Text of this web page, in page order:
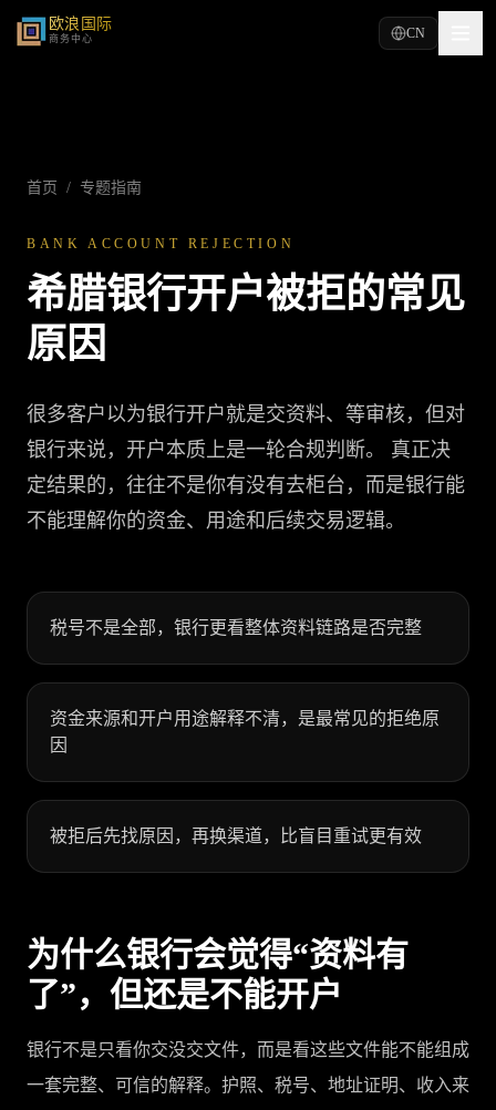
欧浪国际
商务中心 CN
首页 / 专题指南
BANK ACCOUNT REJECTION
希腊银行开户被拒的常见
原因
很多客户以为银行开户就是交资料、等审核，但对
银行来说，开户本质上是一轮合规判断。 真正决
定结果的，往往不是你有没有去柜台，而是银行能
不能理解你的资金、用途和后续交易逻辑。
税号不是全部，银行更看整体资料链路是否完整
资金来源和开户用途解释不清，是最常见的拒绝原
因
被拒后先找原因，再换渠道，比盲目重试更有效
为什么银行会觉得“资料有
了”，但还是不能开户
银行不是只看你交没交文件，而是看这些文件能不能组成
一套完整、可信的解释。护照、税号、地址证明、收入来